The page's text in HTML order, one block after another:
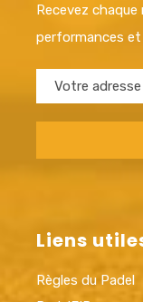
Recevez
performances et
Liens
Règles du Padel